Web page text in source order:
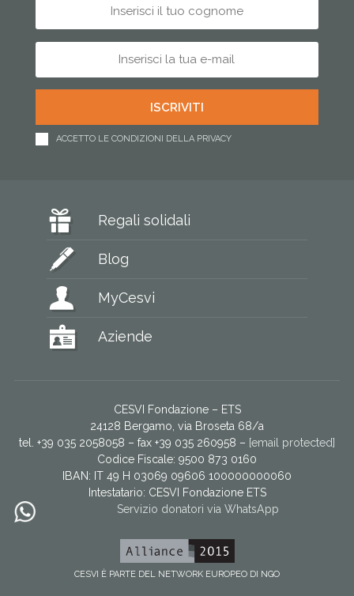
ACCETTO LE CONDIZIONI DELLA PRIVACY
Regali solidali
Blog
MyCesvi
Aziende
CESVI Fondazione – ETS
24128 Bergamo, via Broseta 68/a
tel. +39 035 2058058 – fax +39 035 260958 – [email protected]
Codice Fiscale: 9500 873 0160
IBAN: IT 49 H 03069 09606 100000000060
Intestatario: CESVI Fondazione ETS
Servizio donatori via WhatsApp
CESVI È PARTE DEL NETWORK EUROPEO DI NGO